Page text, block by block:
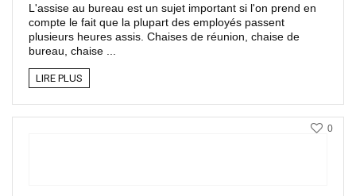
L'assise au bureau est un sujet important si l'on prend en
compte le fait que la plupart des employés passent
plusieurs heures assis. Chaises de réunion, chaise de
bureau, chaise ...
LIRE PLUS
0